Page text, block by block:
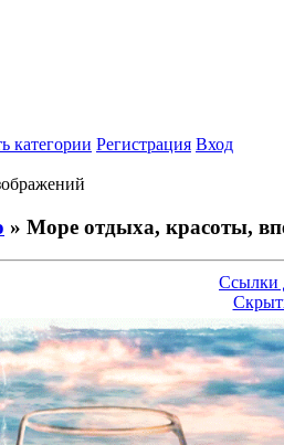
категории Регистрация Вход
» Море отдыха, красоты,
Ссылки